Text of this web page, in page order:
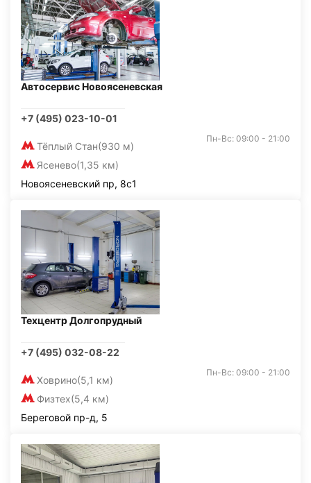
Автосервис Новоясеневская
+7 (495) 023-10-01
Тёплый Стан(930 м)
Ясенево(1,35 км)
Пн-Вс: 09:00 - 21:00
Новоясеневский пр, 8с1
Техцентр Долгопрудный
+7 (495) 032-08-22
Ховрино(5,1 км)
Физтех(5,4 км)
Пн-Вс: 09:00 - 21:00
Береговой пр-д, 5